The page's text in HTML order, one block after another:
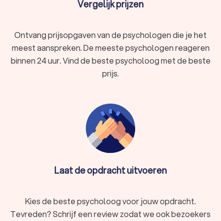
basisopleiding die helpt bij uiteenlopende psychische
gezondheidszorgpsycholoog die diagnostiek en
behandeling biedt bij psychische problemen.
Psychiater: een arts die gespecialiseerd is in psychische
aandoeningen en medicatie kan voorschrijven.
Psychomotorisch therapeut:
gespecialiseerd in het verband
tussen hersenen en gedrag, en behandelt bijvoorbeeld
cognitieve stoornissen.
Het type psycholoog dat je kiest, hangt af van jouw specifieke
Pijnacker?
Het inschakelen van een psycholoog in Pijnacker biedt veel
Vergelijk prijzen
Ontvang prijsopgaven van de psychologen die je het
meest aanspreken. De meeste psychologen reageren
binnen 24 uur. Vind de beste psycholoog met de beste
prijs.
Laat de opdracht uitvoeren
Kies de beste psycholoog voor jouw opdracht.
Tevreden? Schrijf een review zodat we ook bezoekers